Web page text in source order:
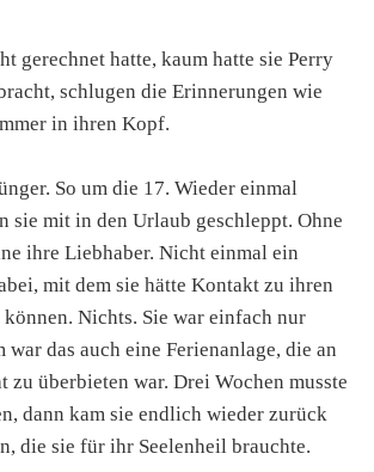
gerechnet hatte, kaum hatte sie Perry
schlugen die Erinnerungen wie
in ihren Kopf.
So um die 17. Wieder einmal
sie mit in den Urlaub geschleppt. Ohne
ihre Liebhaber. Nicht einmal ein
mit dem sie hätte Kontakt zu ihren
Nichts. Sie war einfach nur
das auch eine Ferienanlage, die an
zu überbieten war. Drei Wochen musste
dann kam sie endlich wieder zurück
die sie für ihr Seelenheil brauchte.